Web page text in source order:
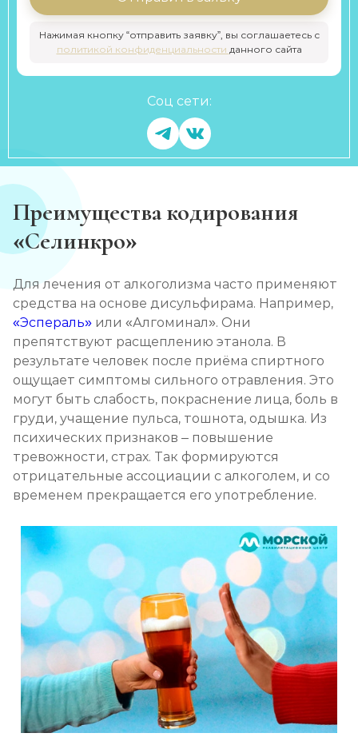
Нажимая кнопку “отправить заявку”, вы соглашаетесь с
политикой конфиденциальности данного сайта
Соц сети:
Преимущества кодирования
«Селинкро»
Для лечения от алкоголизма часто применяют
средства на основе дисульфирама. Например,
«Эспераль» или «Алгоминал». Они
препятствуют расщеплению этанола. В
результате человек после приёма спиртного
ощущает симптомы сильного отравления. Это
могут быть слабость, покраснение лица, боль в
груди, учащение пульса, тошнота, одышка. Из
психических признаков – повышение
тревожности, страх. Так формируются
отрицательные ассоциации с алкоголем, и со
временем прекращается его употребление.